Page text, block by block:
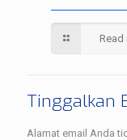
Read
Tinggalkan
Alamat email Anda